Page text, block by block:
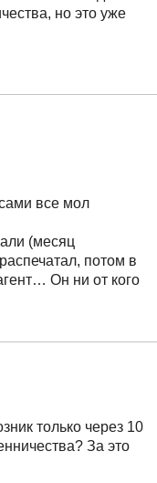
но это уже
все мол
(месяц
потом в
Он ни от кого
только через 10
За это